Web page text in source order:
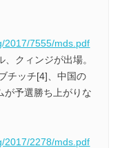
2017/7555/mds.pdf
クィンジが出場。
チッチ[4]、中国の
が予選勝ち上がりな
2017/2278/mds.pdf